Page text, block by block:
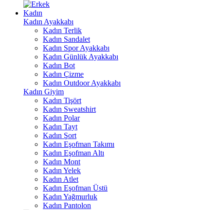
Kadın
Kadın Ayakkabı
Kadın Terlik
Kadın Sandalet
Kadın Spor Ayakkabı
Kadın Günlük Ayakkabı
Kadın Bot
Kadın Çizme
Kadın Outdoor Ayakkabı
Kadın Giyim
Kadın Tişört
Kadın Sweatshirt
Kadın Polar
Kadın Tayt
Kadın Şort
Kadın Eşofman Takımı
Kadın Eşofman Altı
Kadın Mont
Kadın Yelek
Kadın Atlet
Kadın Eşofman Üstü
Kadın Yağmurluk
Kadın Pantolon